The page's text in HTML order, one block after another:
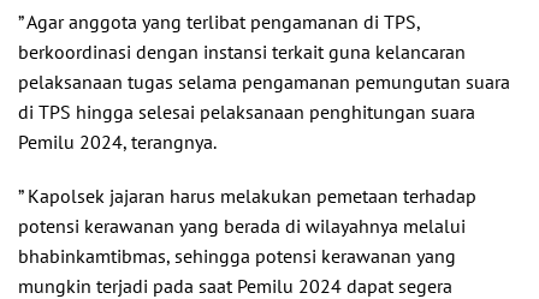
” Agar anggota yang terlibat pengamanan di TPS,
berkoordinasi dengan instansi terkait guna kelancaran
pelaksanaan tugas selama pengamanan pemungutan suara
di TPS hingga selesai pelaksanaan penghitungan suara
Pemilu 2024, terangnya.
” Kapolsek jajaran harus melakukan pemetaan terhadap
potensi kerawanan yang berada di wilayahnya melalui
bhabinkamtibmas, sehingga potensi kerawanan yang
mungkin terjadi pada saat Pemilu 2024 dapat segera